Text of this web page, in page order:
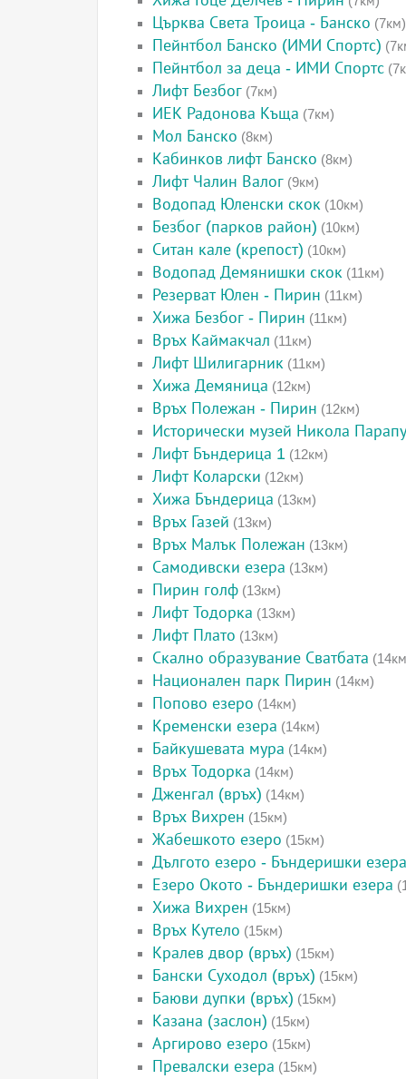
Църква Света Троица - Банско (7км)
Пейнтбол Банско (ИМИ Спортс)
Пейнтбол за деца - ИМИ Спортс
Лифт Безбог (7км)
ИЕК Радонова Къща (7км)
Мол Банско (8км)
Кабинков лифт Банско (8км)
Лифт Чалин Валог (9км)
Водопад Юленски скок (10км)
Безбог (парков район) (10км)
Ситан кале (крепост) (10км)
Водопад Демянишки скок (11км)
Резерват Юлен - Пирин (11км)
Хижа Безбог - Пирин (11км)
Връх Каймакчал (11км)
Лифт Шилигарник (11км)
Хижа Демяница (12км)
Връх Полежан - Пирин (12км)
Исторически музей Никола
Лифт Бъндерица 1 (12км)
Лифт Коларски (12км)
Хижа Бъндерица (13км)
Връх Газей (13км)
Връх Малък Полежан (13км)
Самодивски езера (13км)
Пирин голф (13км)
Лифт Тодорка (13км)
Лифт Плато (13км)
Скално образувание Сватбата
Национален парк Пирин (14км)
Попово езеро (14км)
Кременски езера (14км)
Байкушевата мура (14км)
Връх Тодорка (14км)
Дженгал (връх) (14км)
Връх Вихрен (15км)
Жабешкото езеро (15км)
Дългото езеро - Бъндеришки езера
Езеро Окото - Бъндеришки езера
Хижа Вихрен (15км)
Връх Кутело (15км)
Кралев двор (връх) (15км)
Бански Суходол (връх) (15км)
Баюви дупки (връх) (15км)
Казана (заслон) (15км)
Аргирово езеро (15км)
Превалски езера (15км)